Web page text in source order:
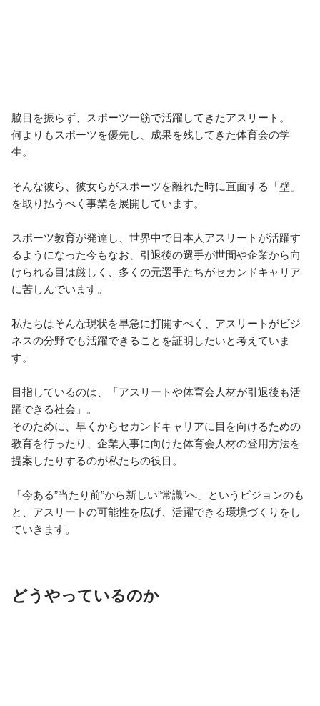
脇目を振らず、スポーツ一筋で活躍してきたアスリート。
何よりもスポーツを優先し、成果を残してきた体育会の学
生。
そんな彼ら、彼女らがスポーツを離れた時に直面する「壁」
を取り払うべく事業を展開しています。
スポーツ教育が発達し、世界中で日本人アスリートが活躍す
るようになった今もなお、引退後の選手が世間や企業から向
けられる目は厳しく、多くの元選手たちがセカンドキャリア
に苦しんでいます。
私たちはそんな現状を早急に打開すべく、アスリートがビジ
ネスの分野でも活躍できることを証明したいと考えていま
す。
目指しているのは、「アスリートや体育会人材が引退後も活
躍できる社会」。
そのために、早くからセカンドキャリアに目を向けるための
教育を行ったり、企業人事に向けた体育会人材の登用方法を
提案したりするのが私たちの役目。
「今ある”当たり前”から新しい”常識”へ」というビジョンのも
と、アスリートの可能性を広げ、活躍できる環境づくりをし
ていきます。
どうやっているのか